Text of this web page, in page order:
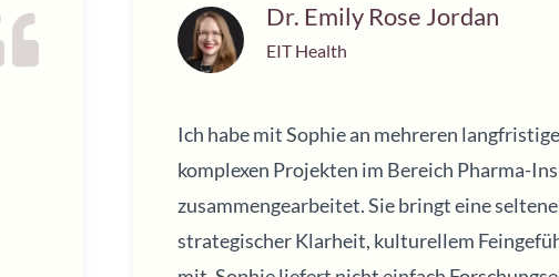
Dr. Emily Rose Jordan
EIT Health
Ich habe mit Sophie an mehreren
komplexen Projekten im Bereich Pharma-
zusammengearbeitet. Sie bringt eine
strategischer Klarheit, kulturellem